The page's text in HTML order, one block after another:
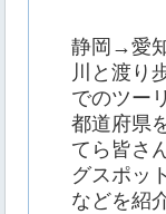
静岡→愛
川と渡り
でのツー
都道府県
てら皆さ
グスポッ
などを紹